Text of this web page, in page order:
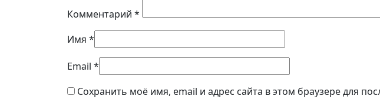
Комментарий *
Имя *
Email *
Сохранить моё имя, email и адрес сайта в этом браузере для